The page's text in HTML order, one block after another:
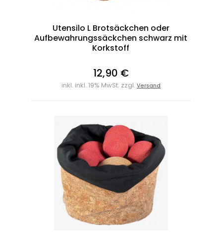
Utensilo L Brotsäckchen oder
Aufbewahrungssäckchen schwarz mit
Korkstoff
12,90 €
inkl. inkl. 19% MwSt. zzgl. Versand